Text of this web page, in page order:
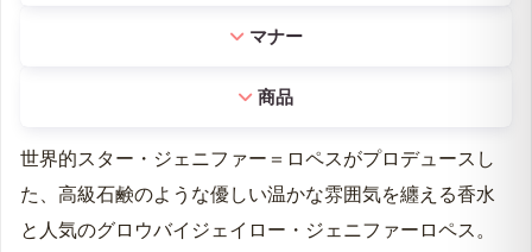
マナー
商品
世界的スター・ジェニファー＝ロペスがプロデュースし
た、高級石鹸のような優しい温かな雰囲気を纏える香水
と人気のグロウバイジェイロー・ジェニファーロペス。